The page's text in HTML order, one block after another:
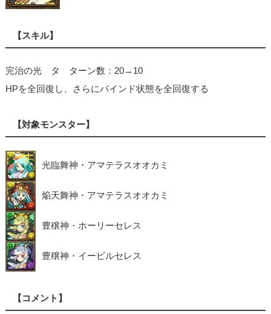
【スキル】
完治の光 タ ターン数：20→10
HPを全回復し、さらにバインド状態を全回復する
【対象モンスター】
光臨舞神・アマテラスオオカミ
焔天舞神・アマテラスオオカミ
豊穣神・ホーリーセレス
豊穣神・イービルセレス
【コメント】